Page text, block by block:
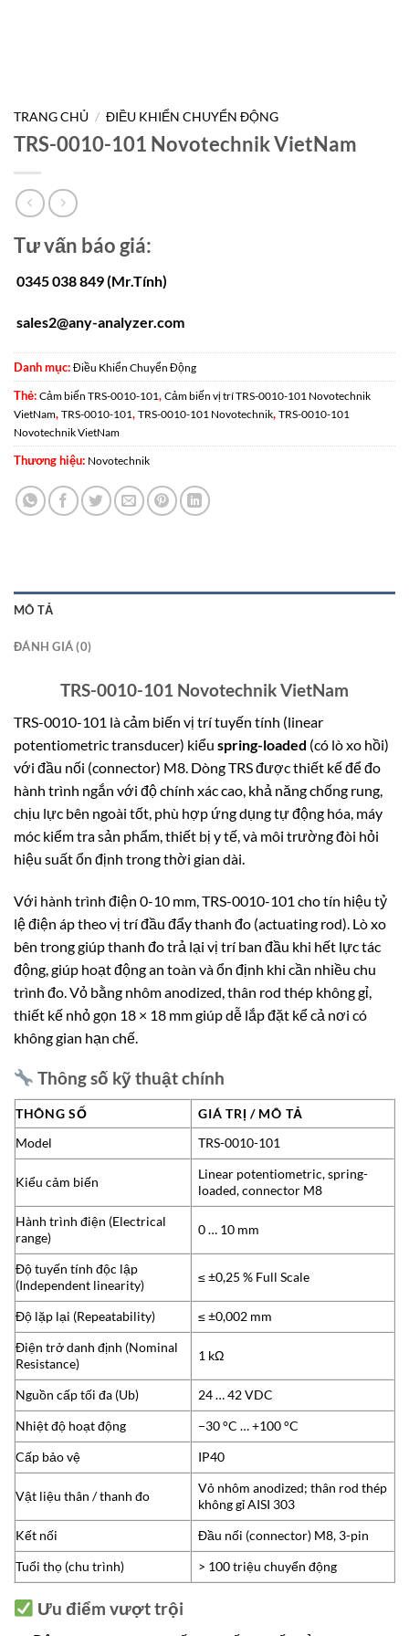
TRANG CHỦ / ĐIỀU KHIỂN CHUYỂN ĐỘNG
TRS-0010-101 Novotechnik VietNam
Tư vấn báo giá:
0345 038 849 (Mr.Tính)
sales2@any-analyzer.com
Danh mục: Điều Khiển Chuyển Động
Thẻ: Cảm biến TRS-0010-101, Cảm biến vị trí TRS-0010-101 Novotechnik
VietNam, TRS-0010-101, TRS-0010-101 Novotechnik, TRS-0010-101
Novotechnik VietNam
Thương hiệu: Novotechnik
MÔ TẢ
ĐÁNH GIÁ (0)
TRS-0010-101 Novotechnik VietNam
TRS-0010-101 là cảm biến vị trí tuyến tính (linear
potentiometric transducer) kiểu spring-loaded (có lò xo hồi)
với đầu nối (connector) M8. Dòng TRS được thiết kế để đo
hành trình ngắn với độ chính xác cao, khả năng chống rung,
chịu lực bên ngoài tốt, phù hợp ứng dụng tự động hóa, máy
móc kiểm tra sản phẩm, thiết bị y tế, và môi trường đòi hỏi
hiệu suất ổn định trong thời gian dài.
Với hành trình điện 0-10 mm, TRS-0010-101 cho tín hiệu tỷ
lệ điện áp theo vị trí đầu đẩy thanh đo (actuating rod). Lò xo
bên trong giúp thanh đo trả lại vị trí ban đầu khi hết lực tác
động, giúp hoạt động an toàn và ổn định khi cần nhiều chu
trình đo. Vỏ bằng nhôm anodized, thân rod thép không gỉ,
thiết kế nhỏ gọn 18 × 18 mm giúp dễ lắp đặt kể cả nơi có
không gian hạn chế.
Thông số kỹ thuật chính
THÔNG SỐ
GIÁ TRỊ / MÔ TẢ
Model
TRS-0010-101
Kiểu cảm biến
Linear potentiometric, spring-
loaded, connector M8
Hành trình điện (Electrical
range)
0 … 10 mm
Độ tuyến tính độc lập
(Independent linearity)
≤ ±0,25 % Full Scale
Độ lặp lại (Repeatability)
≤ ±0,002 mm
Điện trở danh định (Nominal
Resistance)
1 kΩ
Nguồn cấp tối đa (Ub)
24 … 42 VDC
Nhiệt độ hoạt động
−30 °C … +100 °C
Cấp bảo vệ
IP40
Vật liệu thân / thanh đo
Vỏ nhôm anodized; thân rod thép
không gỉ AISI 303
Kết nối
Đầu nối (connector) M8, 3-pin
Tuổi thọ (chu trình)
> 100 triệu chuyển động
Ưu điểm vượt trội